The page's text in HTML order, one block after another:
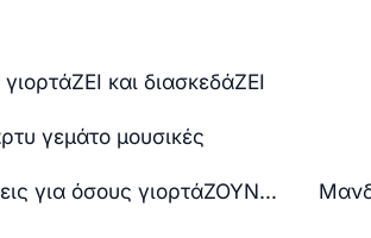
και διασκεδάΖΕΙ
γεμάτο μουσικές
για όσους γιορτάΖΟΥΝ…